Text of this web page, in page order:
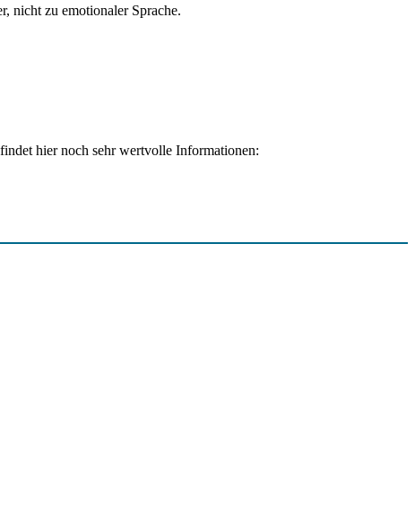
nicht zu emotionaler Sprache.
hier noch sehr wertvolle Informationen: